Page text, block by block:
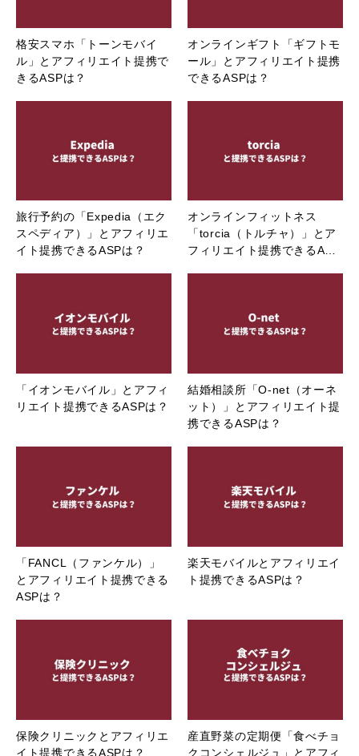
格安スマホ「トーンモバイ
ル」とアフィリエイト提携で
きるASPは？
オンラインギフト「ギフトモ
ール」とアフィリエイト提携
できるASPは？
旅行予約の「Expedia（エク
スペディア）」とアフィリエ
イト提携できるASPは？
オンラインフィットネス
「torcia（トルチャ）」とア
フィリエイト提携できるA…
「イオンモバイル」とアフィ
リエイト提携できるASPは？
結婚相談所「O-net（オーネ
ット）」とアフィリエイト提
携できるASPは？
「FANCL（ファンケル）」
とアフィリエイト提携できる
ASPは？
楽天モバイルとアフィリエイ
ト提携できるASPは？
保険クリニックとアフィリエ
イト提携できるASPは？
産直野菜の定期便「食べチョ
クコンシェルジュ」とアフィ